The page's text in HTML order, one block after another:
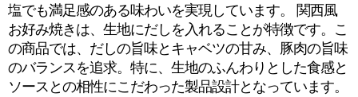
塩でも満足感のある味わいを実現しています。 関西風
お好み焼きは、生地にだしを入れることが特徴です。こ
の商品では、だしの旨味とキャベツの甘み、豚肉の旨味
のバランスを追求。特に、生地のふんわりとした食感と
ソースとの相性にこだわった製品設計となっています。